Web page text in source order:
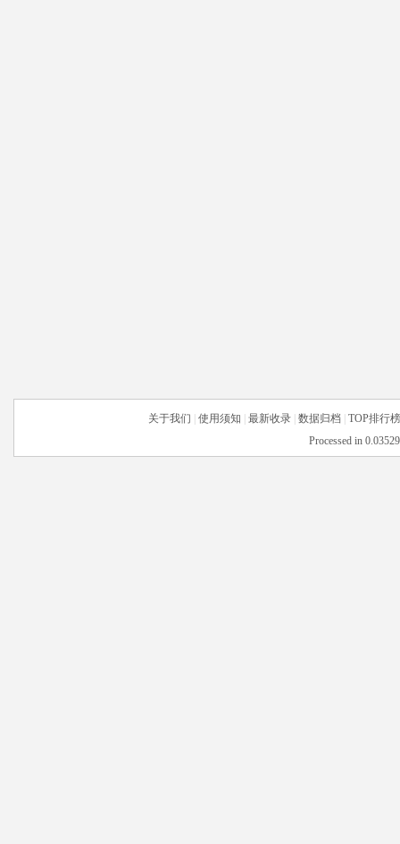
关于我们 使用须知 最新收录| 数据归档| TOP排行榜
Processed in